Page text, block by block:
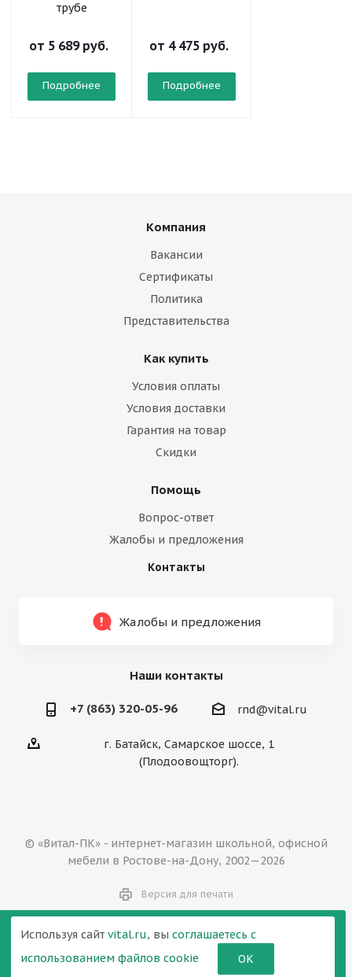
трубе
от 5 689 руб.
Подробнее
от 4 475 руб.
Подробнее
Компания
Вакансии
Сертификаты
Политика
Представительства
Как купить
Условия оплаты
Условия доставки
Гарантия на товар
Скидки
Помощь
Вопрос-ответ
Жалобы и предложения
Контакты
Жалобы и предложения
Наши контакты
+7 (863) 320-05-96 rnd@vital.ru
г. Батайск, Самарское шоссе, 1
(Плодоовощторг).
© «Витал-ПК» - интернет-магазин школьной, офисной
мебели в Ростове-на-Дону, 2002—2026
Версия для печати
Используя сайт vital.ru, вы соглашаетесь с
использованием файлов cookie
ОК